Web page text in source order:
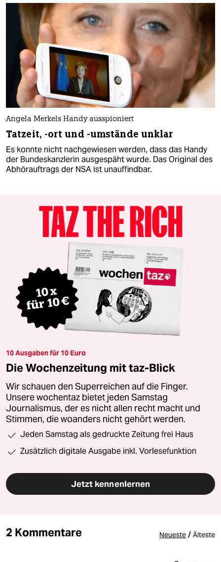
Angela Merkels Handy ausspioniert
Tatzeit, -ort und -umstände unklar
Es konnte nicht nachgewiesen werden, dass das Handy
der Bundeskanzlerin ausgespäht wurde. Das Original des
Abhörauftrags der NSA ist unauffindbar.
10 Ausgaben für 10 Euro
Die Wochenzeitung mit taz-Blick
Wir schauen den Superreichen auf die Finger.
Unsere wochentaz bietet jeden Samstag
Journalismus, der es nicht allen recht macht und
Stimmen, die woanders nicht gehört werden.
Jeden Samstag als gedruckte Zeitung frei Haus
Zusätzlich digitale Ausgabe inkl. Vorlesefunktion
Jetzt kennenlernen
2 Kommentare Neueste / Älteste